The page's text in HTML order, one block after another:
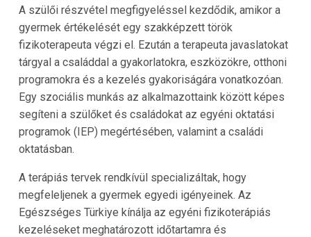
A szülői részvétel megfigyeléssel kezdődik, amikor a
gyermek értékelését egy szakképzett török
fizikoterapeuta végzi el. Ezután a terapeuta javaslatokat
tárgyal a családdal a gyakorlatokra, eszközökre, otthoni
programokra és a kezelés gyakoriságára vonatkozóan.
Egy szociális munkás az alkalmazottaink között képes
segíteni a szülőket és családokat az egyéni oktatási
programok (IEP) megértésében, valamint a családi
oktatásban.
A terápiás tervek rendkívül specializáltak, hogy
megfeleljenek a gyermek egyedi igényeinek. Az
Egészséges Türkiye kínálja az egyéni fizikoterápiás
kezeléseket meghatározott időtartamra és